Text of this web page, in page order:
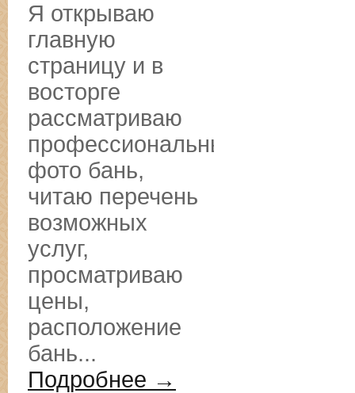
Я открываю
главную
страницу и в
восторге
рассматриваю
профессиональные
фото бань,
читаю перечень
возможных
услуг,
просматриваю
цены,
расположение
бань...
Подробнее →